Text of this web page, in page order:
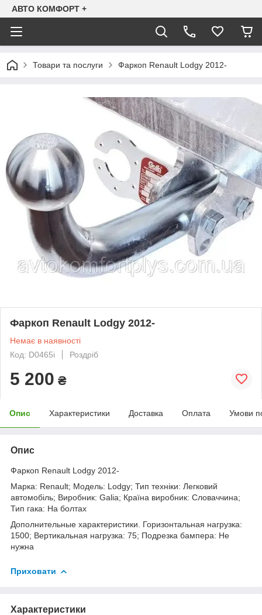
АВТО КОМФОРТ +
Товари та послуги Фаркоп Renault Lodgy 2012-
Фаркоп Renault Lodgy 2012-
Немає в наявності
Код: D0465i
Роздріб
5 200 ₴
Опис Характеристики Доставка Оплата Умови
Опис
Фаркоп Renault Lodgy 2012-
Марка: Renault; Модель: Lodgy; Тип техніки: Легковий
автомобіль; Виробник: Galia; Країна виробник: Словаччина;
Тип гака: На болтах
Дополнительные характеристики. Горизонтальная нагрузка:
1500; Вертикальная нагрузка: 75; Подрезка бампера: Не
нужна
Приховати
Характеристики